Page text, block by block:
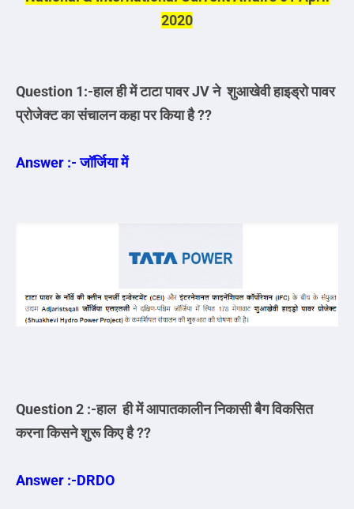
2020
Question 1:-हाल ही में टाटा पावर JV ने शुआखेवी हाइड्रो पावर
प्रोजेक्ट का संचालन कहा पर किया है ??
Answer :- जॉर्जिया में
Question 2 :-हाल ही में आपातकालीन निकासी बैग विकसित
करना किसने शुरू किए है ??
Answer :-DRDO